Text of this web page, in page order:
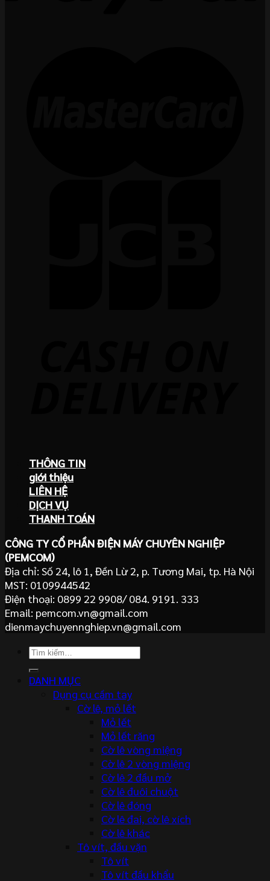
THÔNG TIN
giới thiệu
LIÊN HỆ
DỊCH VỤ
THANH TOÁN
CÔNG TY CỔ PHẦN ĐIỆN MÁY CHUYÊN NGHIỆP
(PEMCOM)
Địa chỉ: Số 24, lô 1, Đền Lừ 2, p. Tương Mai, tp. Hà Nội
MST: 0109944542
Điện thoại: 0899 22 9908/ 084. 9191. 333
Email: pemcom.vn@gmail.com
dienmaychuyennghiep.vn@gmail.com
Tìm
DANH MỤC
Dụng cụ cầm tay
Cờ lê, mỏ lết
Mỏ lết
Mỏ lết răng
Cờ lê vòng miệng
Cờ lê 2 vòng miệng
Cờ lê 2 đầu mở
Cờ lê đuôi chuột
Cờ lê đóng
Cờ lê đai, cờ lê xích
Cờ lê khác
Tô vít, đầu vặn
Tô vít
Tô vít đầu khẩu